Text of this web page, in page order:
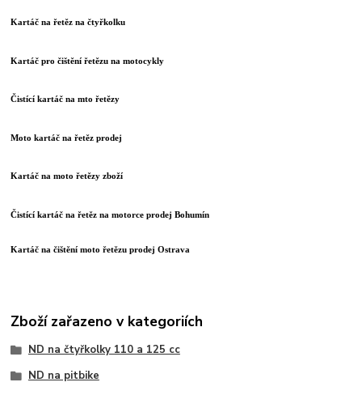
Kartáč na řetěz na čtyřkolku
Kartáč pro čištění řetězu na motocykly
Čistící kartáč na mto řetězy
Moto kartáč na řetěz prodej
Kartáč na moto řetězy zboží
Čistící kartáč na řetěz na motorce prodej Bohumín
Kartáč na čištění moto řetězu prodej Ostrava
Zboží zařazeno v kategoriích
ND na čtyřkolky 110 a 125 cc
ND na pitbike